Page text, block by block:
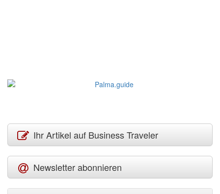
Ihr Artikel auf Business Traveler
Newsletter abonnieren